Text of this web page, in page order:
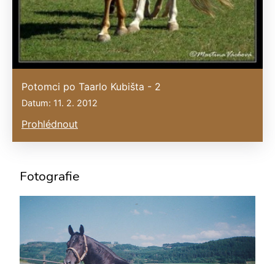
Potomci po Taarlo Kubišta - 2
Datum: 11. 2. 2012
Prohlédnout
Fotografie